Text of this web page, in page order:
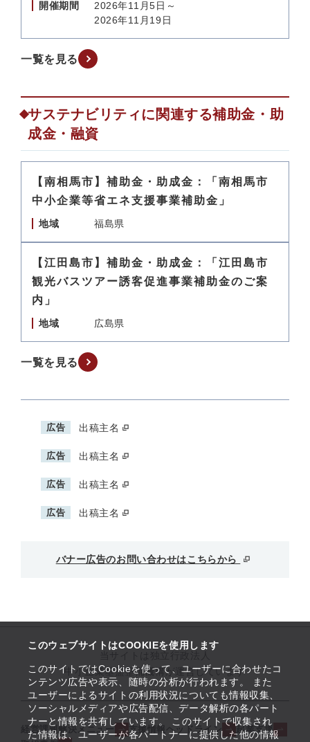
このウェブサイトはCOOKIEを使用します
このサイトではCookieを使って、ユーザーに合わせたコ
ンテンツ広告や表示、随時の分析が行われます。 また
ユーザーによるサイトの利用状況についても情報収集、
ソーシャルメディアや広告配信、データ解析の各パート
ナーと情報を共有しています。 このサイトで収集され
た情報は、ユーザーが各パートナーに提供した他の情報
開催期間
2026年11月5日～
2026年11月19日
一覧を見る
サステナビリティに関連する補助金・助
成金・融資
【南相馬市】補助金・助成金：「南相馬市
中小企業等省エネ支援事業補助金」
地域 福島県
【江田島市】補助金・助成金：「江田島市
観光バスツアー誘客促進事業補助金のご案
内」
地域 広島県
一覧を見る
広告 出稿主名
広告 出稿主名
広告 出稿主名
広告 出稿主名
バナー広告のお問い合わせはこちらから
中小企業基盤整備機構が運営しています
経営課題解決メニュー 支援情報ヘッドライン
起業支援